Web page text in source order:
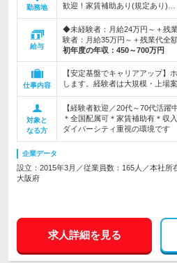
勤務地
歓迎！家賃補助あり(規定あり)…
給与
◆未経験者：月給24万円～＋残
験者：月給35万円～＋残業代全
初年度の年収： 450～700万円
仕事内容
【安定基盤でキャリアアップ】
します。経験者は大規模・上場
対象と
なる方
【経験者歓迎／20代～70代活
＊全国配属可＊家賃補助有＊収
ダイバーシティ重視の環境です
企業データ
設立：2015年3月／従業員数：165人／本社所
大阪府
求人詳細を見る